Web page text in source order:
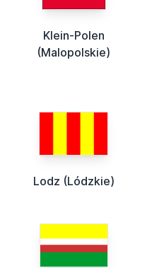
Klein-Polen
(Malopolskie)
Lodz (Lódzkie)